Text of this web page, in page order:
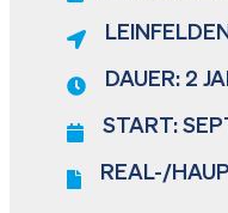
DAUER: 2
START:
REAL-/